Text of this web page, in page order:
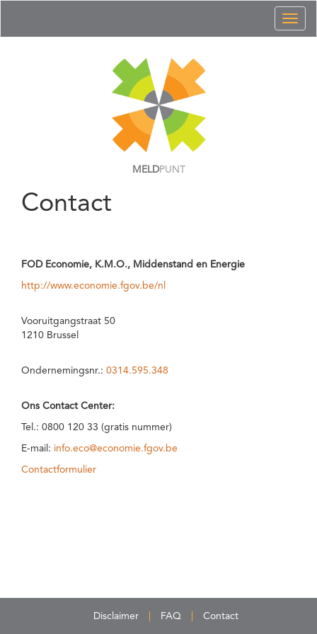
MELDPUNT
Contact
FOD Economie, K.M.O., Middenstand en Energie
http://www.economie.fgov.be/nl
Vooruitgangstraat 50
1210 Brussel
Ondernemingsnr.: 0314.595.348
Ons Contact Center:
Tel.: 0800 120 33 (gratis nummer)
E-mail: info.eco@economie.fgov.be
Contactformulier
Disclaimer FAQ Contact